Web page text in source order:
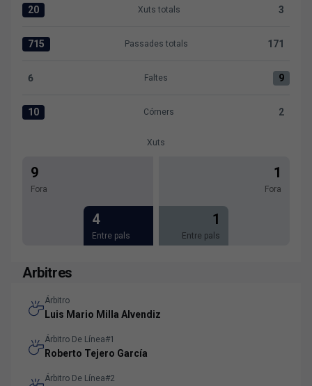
Xuts totals:Levante UD 20 versus UD Ibiza 3
20 Xuts totals 3
Passades totals:Levante UD 715 versus UD Ibiza 171
715 Passades totals 171
Faltes:Levante UD 6 versus UD Ibiza 9
6 Faltes 9
Córners:Levante UD 10 versus UD Ibiza 2
10 Córners 2
Xuts
9
Fora
4
Entre pals
1
Fora
1
Entre pals
Arbitres
Árbitro
Luis Mario Milla Alvendiz
Árbitro De Línea#1
Roberto Tejero García
Árbitro De Línea#2